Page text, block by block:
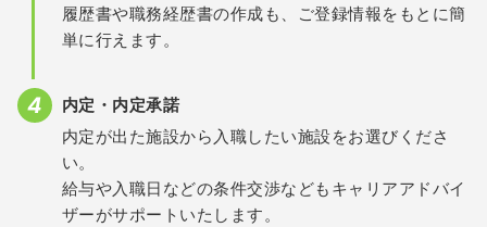
履歴書や職務経歴書の作成も、ご登録情報をもとに簡
単に行えます。
内定・内定承諾
内定が出た施設から入職したい施設をお選びくださ
い。
給与や入職日などの条件交渉などもキャリアアドバイ
ザーがサポートいたします。